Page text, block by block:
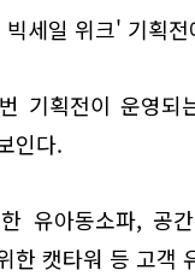
세일 위크' 기획
기획전이 운영
인다.
유아동소파, 공
한 캣타워 등 고객